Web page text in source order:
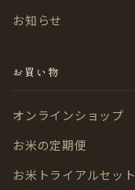
お知らせ
お買い物
オンラインショップ
お米の定期便
お米トライアルセット